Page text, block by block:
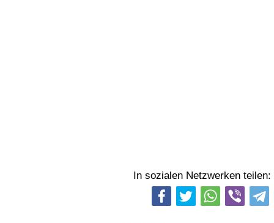
In sozialen Netzwerken teilen: